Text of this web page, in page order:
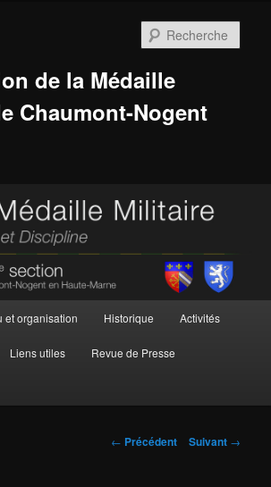
de la Médaille
Chaumont-Nogent
et organisation Historique Activités
Liens utiles Revue de Presse
Navigation
← Précédent Suivant →